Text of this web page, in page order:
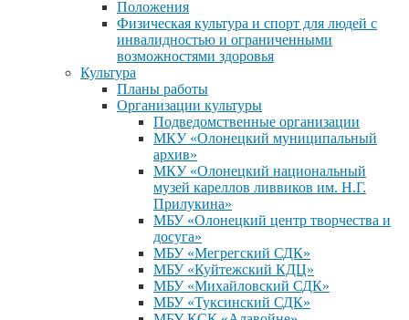
Положения
Физическая культура и спорт для людей с
инвалидностью и ограниченными
возможностями здоровья
Культура
Планы работы
Организации культуры
Подведомственные организации
МКУ «Олонецкий муниципальный
архив»
МКУ «Олонецкий национальный
музей кареллов ливвиков им. Н.Г.
Прилукина»
МБУ «Олонецкий центр творчества и
досуга»
МБУ «Мегрегский СДК»
МБУ «Куйтежский КДЦ»
МБУ «Михайловский СДК»
МБУ «Туксинский СДК»